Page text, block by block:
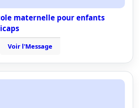
maternelle pour enfants
Voir l'Message